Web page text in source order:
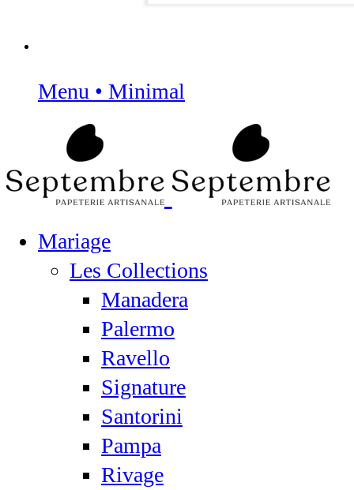
Menu • Minimal
Mariage
Les Collections
Manadera
Palermo
Ravello
Signature
Santorini
Pampa
Rivage